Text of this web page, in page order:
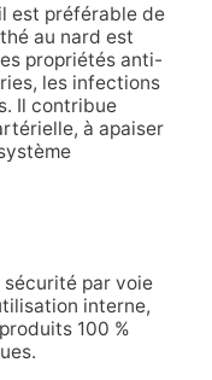
est préférable de
au nard est
propriétés anti-
les infections
Il contribue
à apaiser
par voie
interne,
100 %